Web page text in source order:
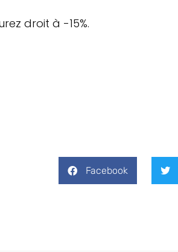
droit à -15%.
Facebook